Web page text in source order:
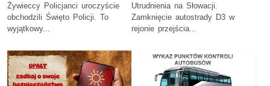
Żywieccy Policjanci uroczyście
obchodzili Święto Policji. To
wyjątkowy...
Utrudnienia na Słowacji.
Zamknięcie autostrady D3 w
rejonie przejścia...